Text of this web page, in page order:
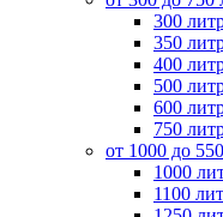
300
350
400
500
600
750
от 1000 до
1000
1100